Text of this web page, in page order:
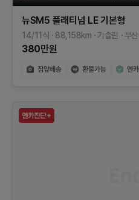
뉴SM5 플래티넘 LE기본형
14/11식 88,158km 가솔린 부산
380만원